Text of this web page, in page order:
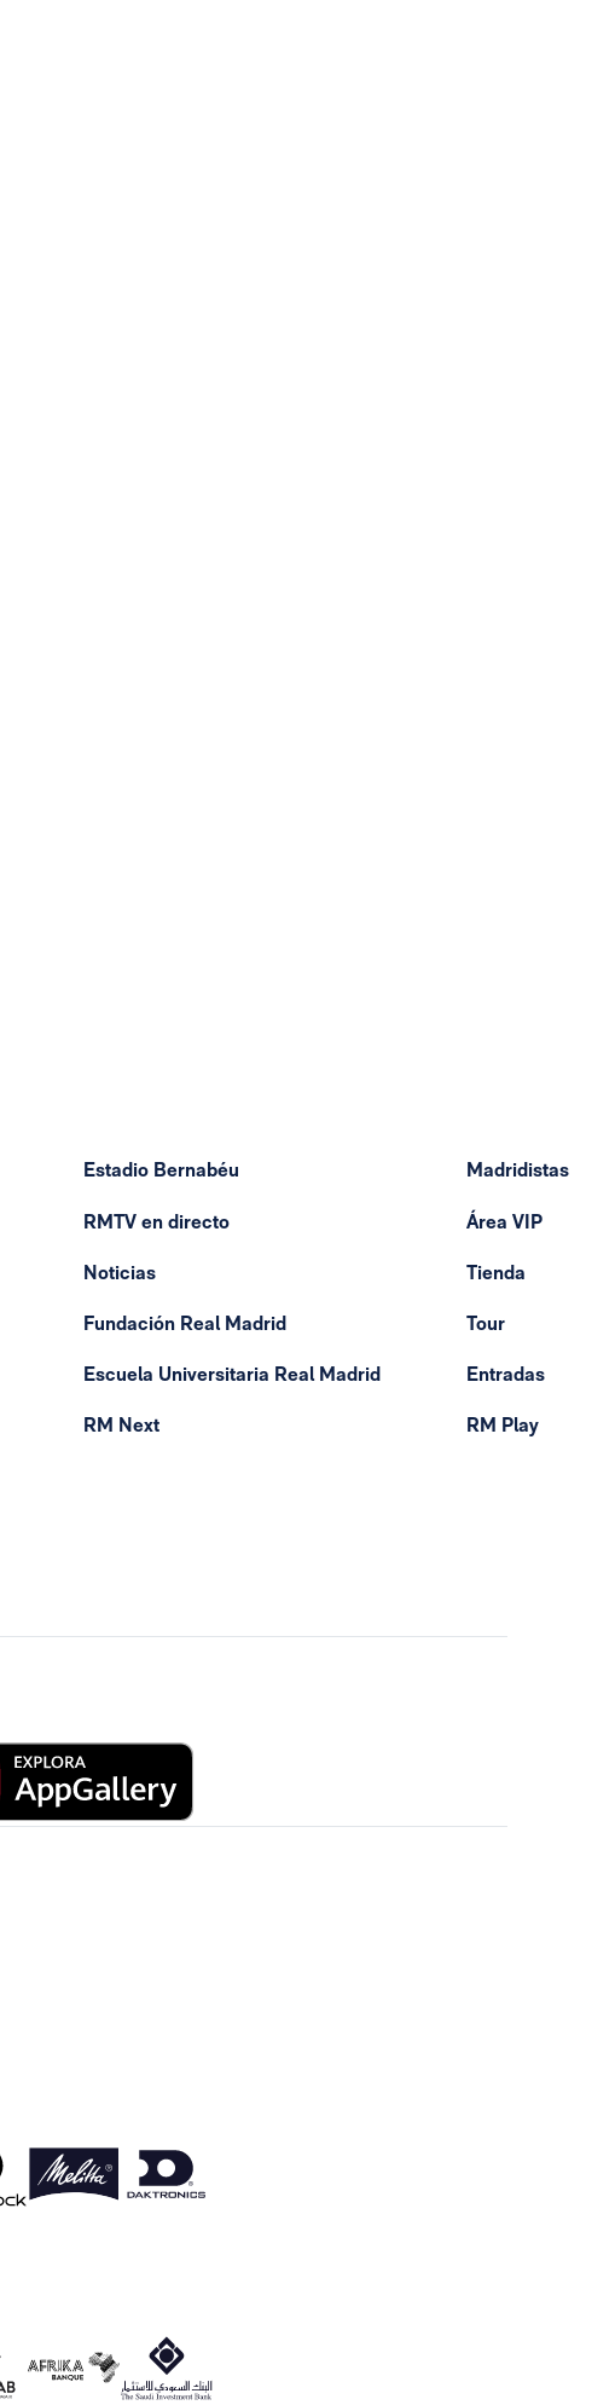
Estadio Bernabéu
RMTV en directo
Noticias
Fundación Real Madrid
Escuela Universitaria Real Madrid
RM Next
Madridistas
Área VIP
Tienda
Tour
Entradas
RM Play